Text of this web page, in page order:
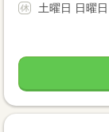
土曜日 日曜